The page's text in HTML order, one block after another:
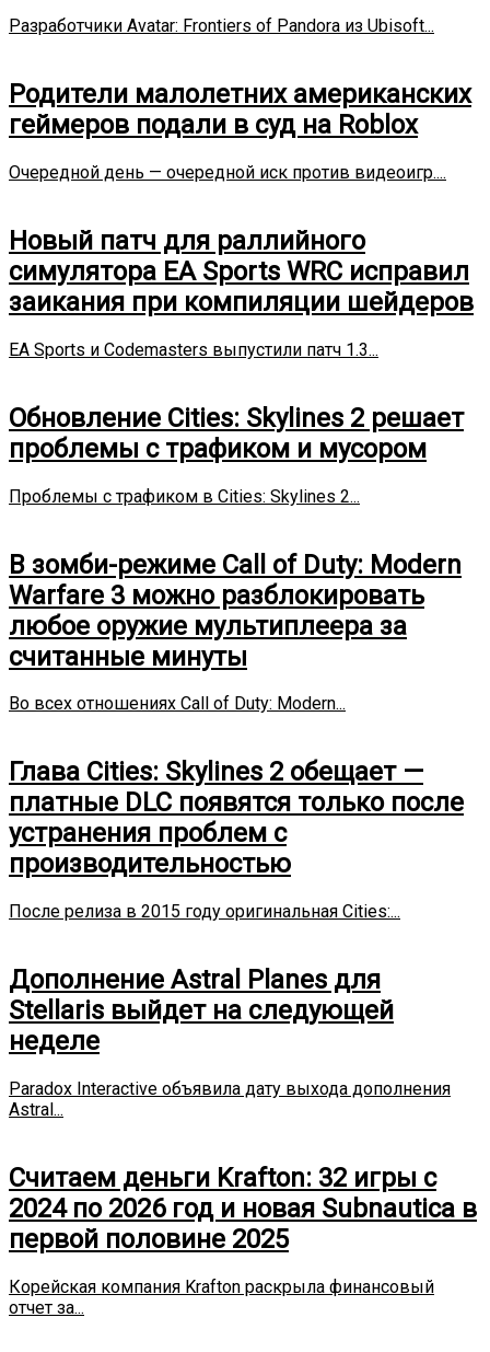
Разработчики Avatar: Frontiers of Pandora из Ubisoft...
Родители малолетних американских
геймеров подали в суд на Roblox
Очередной день — очередной иск против видеоигр....
Новый патч для раллийного
симулятора EA Sports WRC исправил
заикания при компиляции шейдеров
EA Sports и Codemasters выпустили патч 1.3...
Обновление Cities: Skylines 2 решает
проблемы с трафиком и мусором
Проблемы с трафиком в Cities: Skylines 2...
В зомби-режиме Call of Duty: Modern
Warfare 3 можно разблокировать
любое оружие мультиплеера за
считанные минуты
Во всех отношениях Call of Duty: Modern...
Глава Cities: Skylines 2 обещает —
платные DLC появятся только после
устранения проблем с
производительностью
После релиза в 2015 году оригинальная Cities:...
Дополнение Astral Planes для
Stellaris выйдет на следующей
неделе
Paradox Interactive объявила дату выхода дополнения
Astral...
Считаем деньги Krafton: 32 игры с
2024 по 2026 год и новая Subnautica в
первой половине 2025
Корейская компания Krafton раскрыла финансовый
отчет за...